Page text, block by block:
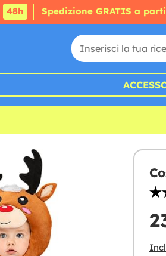
48h Spedizione GRATIS a